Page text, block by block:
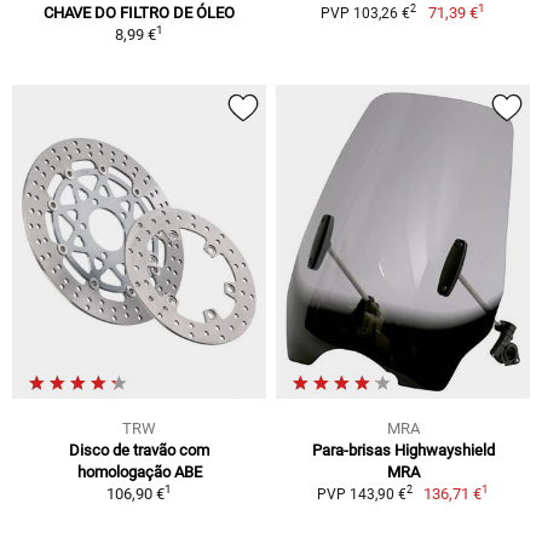
CHAVE DO FILTRO DE ÓLEO
8,99 €1
PVP 103,26 €2 71,39 €1
TRW
Disco de travão com
homologação ABE
106,90 €1
MRA
Para-brisas Highwayshield
MRA
PVP 143,90 €2 136,71 €1